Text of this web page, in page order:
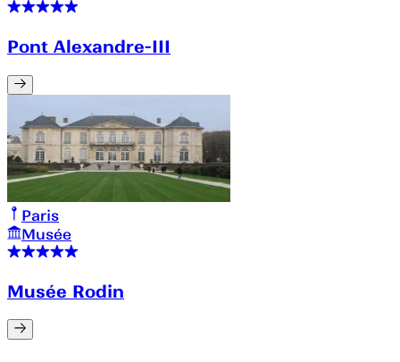
Pont Alexandre-III
Paris
Musée
Musée Rodin